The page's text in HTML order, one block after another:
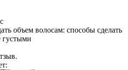
объем волосам: способы сделать